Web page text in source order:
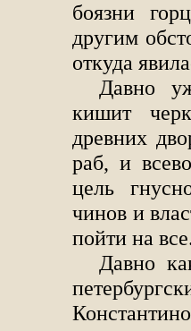
боязни
другим
откуда
Давно
кишит
древних
раб, и
цель
чинов и
пойти на
Давно